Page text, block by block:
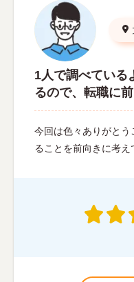
1人で調べている
るので、転職に
今回は色々ありがと
ることを前向きに考え